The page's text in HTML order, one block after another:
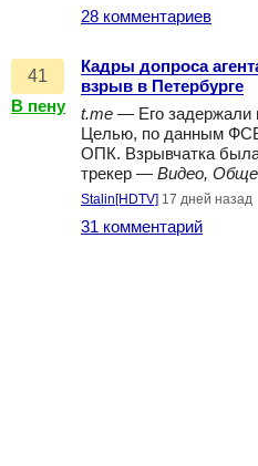
28 комментариев
41
В пену
Кадры допроса
взрыв в Петербурге
t.me — Его задержали
Целью, по данным
ОПК. Взрывчатка
трекер — Видео,
Stalin[HDTV] 17 дней назад
31 комментарий